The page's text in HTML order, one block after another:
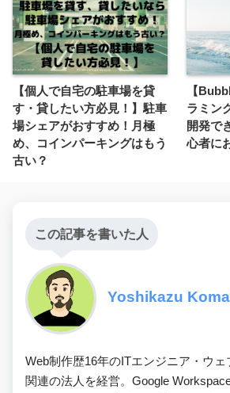
【個人で自宅の駐車場を貸
す・貸したい方必見！】駐車
場シェアがおすすめ！月極
め、コインパーキングはもう
古い？
【
ラミン
開発で
心者に
この記事を書いた人
Yoshikazu
Web制作歴16年のITエンジニア・ウ
関連の法人を経営。Google